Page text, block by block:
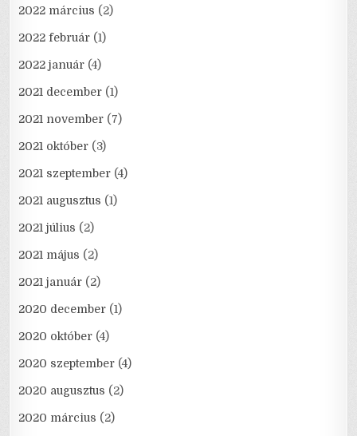
2022 március (2)
2022 február (1)
2022 január (4)
2021 december (1)
2021 november (7)
2021 október (3)
2021 szeptember (4)
2021 augusztus (1)
2021 július (2)
2021 május (2)
2021 január (2)
2020 december (1)
2020 október (4)
2020 szeptember (4)
2020 augusztus (2)
2020 március (2)